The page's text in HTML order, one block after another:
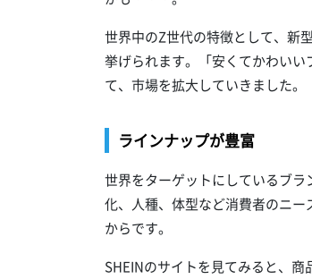
世界中のZ世代の特徴として、新
挙げられます。「安くてかわい
て、市場を拡大していきました。
ラインナップが豊富
世界をターゲットにしているブ
化、人種、体型など消費者のニ
からです。
SHEINのサイトを見てみると、